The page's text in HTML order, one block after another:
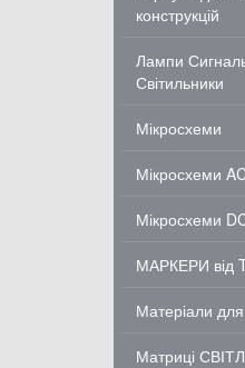
конструкцій
Лампи
Світильники
Мікросхеми
Мікросхеми
Мікросхеми
МАРКЕРИ від
Матеріали
Матриці